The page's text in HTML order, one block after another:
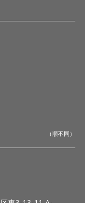
（順不同）